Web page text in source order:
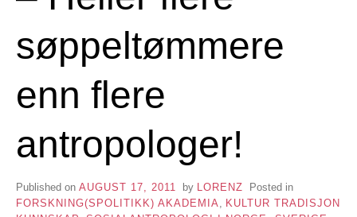
søppeltømmere
enn flere
antropologer!
Published on AUGUST 17, 2011 by LORENZ
Posted in
FORSKNING(SPOLITIKK) AKADEMIA
KULTUR TRADISJON